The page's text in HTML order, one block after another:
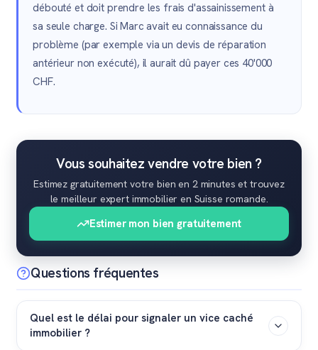
débouté et doit prendre les frais d'assainissement à
sa seule charge. Si Marc avait eu connaissance du
problème (par exemple via un devis de réparation
antérieur non exécuté), il aurait dû payer ces 40'000
CHF.
Vous souhaitez vendre votre bien ?
Estimez gratuitement votre bien en 2 minutes et trouvez
le meilleur expert immobilier en Suisse romande.
Estimer mon bien gratuitement
Questions fréquentes
Quel est le délai pour signaler un vice caché
immobilier ?